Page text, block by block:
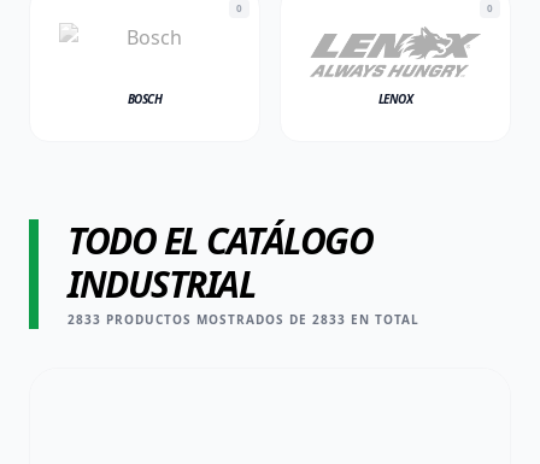
BOSCH
0
LENOX
0
TODO EL CATÁLOGO
INDUSTRIAL
2833 PRODUCTOS MOSTRADOS DE 2833 EN TOTAL